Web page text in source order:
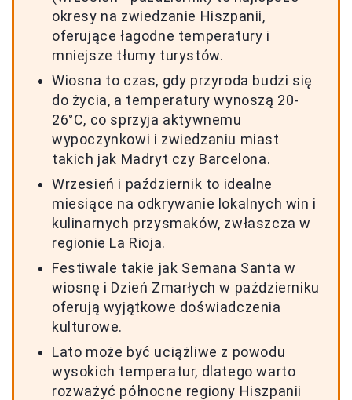
okresy na zwiedzanie Hiszpanii,
oferujące łagodne temperatury i
mniejsze tłumy turystów.
Wiosna to czas, gdy przyroda budzi się
do życia, a temperatury wynoszą 20-
26°C, co sprzyja aktywnemu
wypoczynkowi i zwiedzaniu miast
takich jak Madryt czy Barcelona.
Wrzesień i październik to idealne
miesiące na odkrywanie lokalnych win i
kulinarnych przysmaków, zwłaszcza w
regionie La Rioja.
Festiwale takie jak Semana Santa w
wiosnę i Dzień Zmarłych w październiku
oferują wyjątkowe doświadczenia
kulturowe.
Lato może być uciążliwe z powodu
wysokich temperatur, dlatego warto
rozważyć północne regiony Hiszpanii